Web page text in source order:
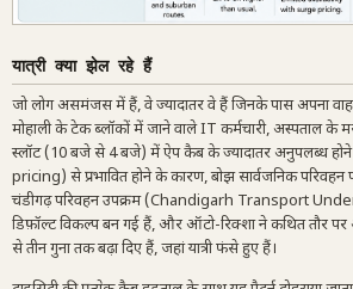
यात्री क्या झेल रहे हैं
जो लोग असमंजस में हैं, वे ज्यादातर वे हैं जिनके पास अपना वाहन
मोहाली के टेक ब्लॉकों में जाने वाले IT कर्मचारी, अस्पताल के
स्लॉट (10 बजे से 4 बजे) में ऐप कैब के ज्यादातर अनुपलब्ध होने
pricing) से प्रभावित होने के कारण, बोझ सार्वजनिक परिवहन
चंडीगढ़ परिवहन उपक्रम (Chandigarh Transport
डिफ़ॉल्ट विकल्प बन गई हैं, और ऑटो-रिक्शा ने कथित तौर पर
से तीन गुना तक बढ़ा दिए हैं, जहां यात्री फंसे हुए हैं।